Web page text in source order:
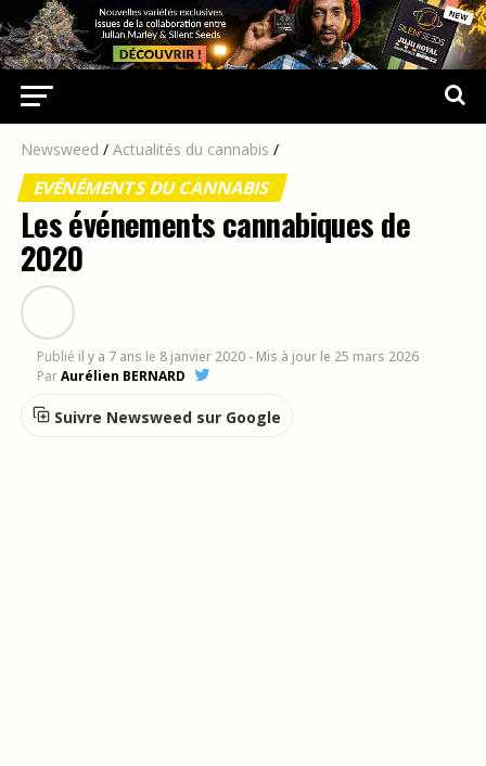
Newsweed / Actualités du cannabis /
EVÉNÉMENTS DU CANNABIS
Les événements cannabiques de
2020
Publié il y a 7 ans le 8 janvier 2020 - Mis à jour le 25 mars 2026
ParAurélien BERNARD
Suivre Newsweed sur Google